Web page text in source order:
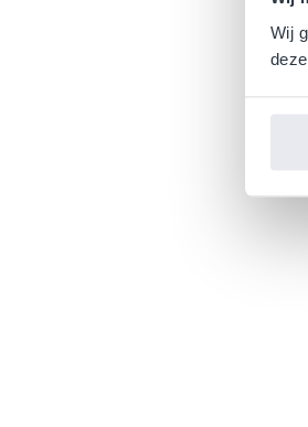
Wij